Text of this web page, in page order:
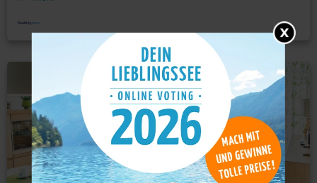
Ferienwohnung